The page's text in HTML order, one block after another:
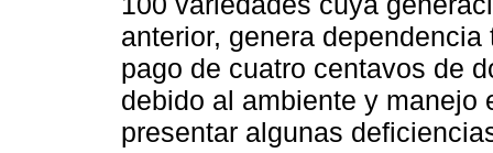
anterior, genera
pago de cuatro centavos de
debido al ambiente y manejo
presentar algunas